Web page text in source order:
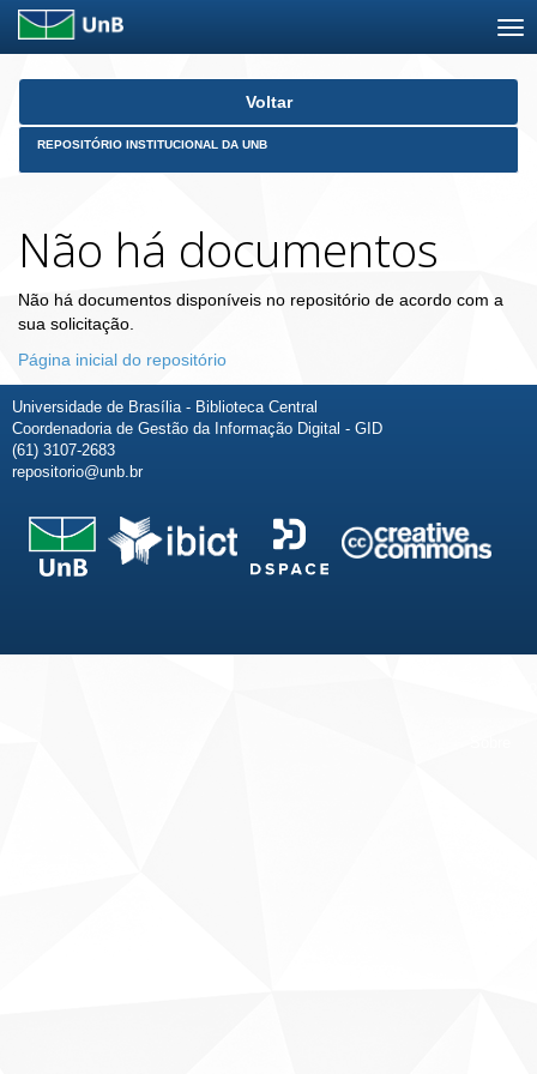
Skip
Voltar
REPOSITÓRIO INSTITUCIONAL DA UNB
Não há documentos
Não há documentos disponíveis no repositório de acordo com a
sua solicitação.
Página inicial do repositório
Universidade de Brasília - Biblioteca Central
Coordenadoria de Gestão da Informação Digital - GID
(61) 3107-2683
repositorio@unb.br